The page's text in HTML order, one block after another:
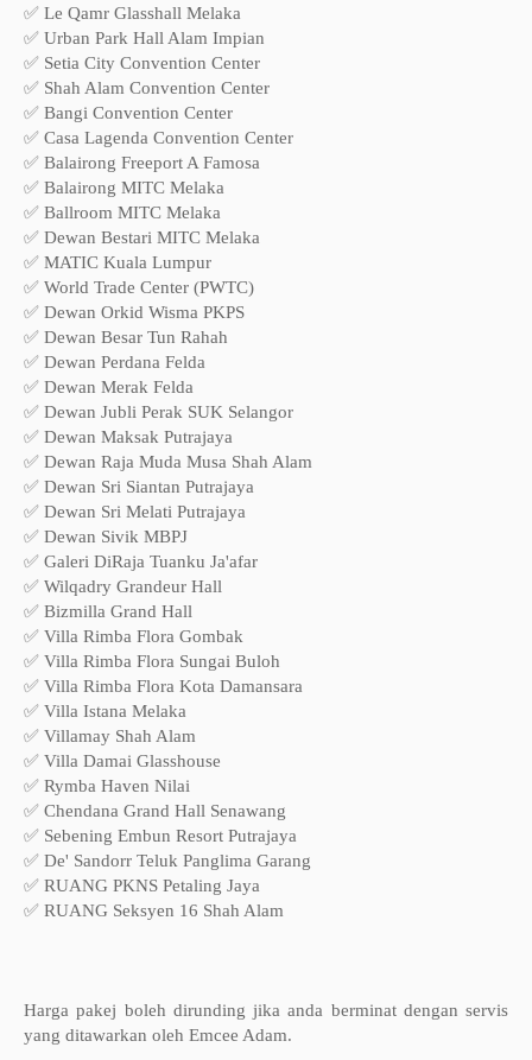
✅ Le Qamr Glasshall Melaka
✅ Urban Park Hall Alam Impian
✅ Setia City Convention Center
✅ Shah Alam Convention Center
✅ Bangi Convention Center
✅ Casa Lagenda Convention Center
✅ Balairong Freeport A Famosa
✅ Balairong MITC Melaka
✅ Ballroom MITC Melaka
✅ Dewan Bestari MITC Melaka
✅ MATIC Kuala Lumpur
✅ World Trade Center (PWTC)
✅ Dewan Orkid Wisma PKPS
✅ Dewan Besar Tun Rahah
✅ Dewan Perdana Felda
✅ Dewan Merak Felda
✅ Dewan Jubli Perak SUK Selangor
✅ Dewan Maksak Putrajaya
✅ Dewan Raja Muda Musa Shah Alam
✅ Dewan Sri Siantan Putrajaya
✅ Dewan Sri Melati Putrajaya
✅ Dewan Sivik MBPJ
✅ Galeri DiRaja Tuanku Ja'afar
✅ Wilqadry Grandeur Hall
✅ Bizmilla Grand Hall
✅ Villa Rimba Flora Gombak
✅ Villa Rimba Flora Sungai Buloh
✅ Villa Rimba Flora Kota Damansara
✅ Villa Istana Melaka
✅ Villamay Shah Alam
✅ Villa Damai Glasshouse
✅ Rymba Haven Nilai
✅ Chendana Grand Hall Senawang
✅ Sebening Embun Resort Putrajaya
✅ De' Sandorr Teluk Panglima Garang
✅ RUANG PKNS Petaling Jaya
✅ RUANG Seksyen 16 Shah Alam
Harga pakej boleh dirunding jika anda berminat dengan servis
yang ditawarkan oleh Emcee Adam.